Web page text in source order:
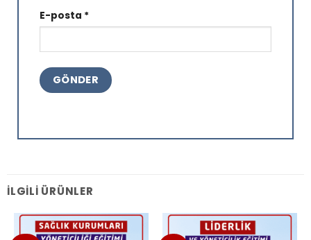
E-posta *
İLGILI ÜRÜNLER